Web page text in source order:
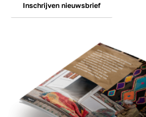
Inschrijven nieuwsbrief